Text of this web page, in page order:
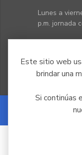
Este sitio web
brindar una
Si continúas
Lunes a
p.m. jornada